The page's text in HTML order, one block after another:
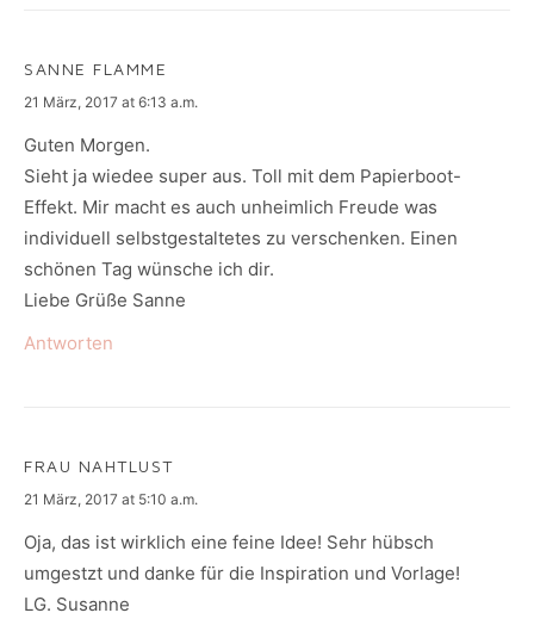
SANNE FLAMME
says:
21 März, 2017 at 6:13 a.m.
Guten Morgen.
Sieht ja wiedee super aus. Toll mit dem Papierboot-
Effekt. Mir macht es auch unheimlich Freude was
individuell selbstgestaltetes zu verschenken. Einen
schönen Tag wünsche ich dir.
Liebe Grüße Sanne
Antworten
FRAU NAHTLUST
says:
21 März, 2017 at 5:10 a.m.
Oja, das ist wirklich eine feine Idee! Sehr hübsch
umgestzt und danke für die Inspiration und Vorlage!
LG. Susanne